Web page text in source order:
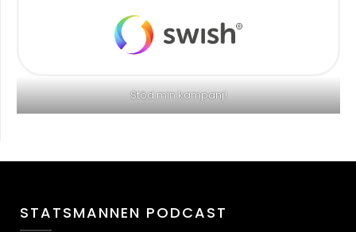
Stöd min kampanj!
STATSMANNEN PODCAST